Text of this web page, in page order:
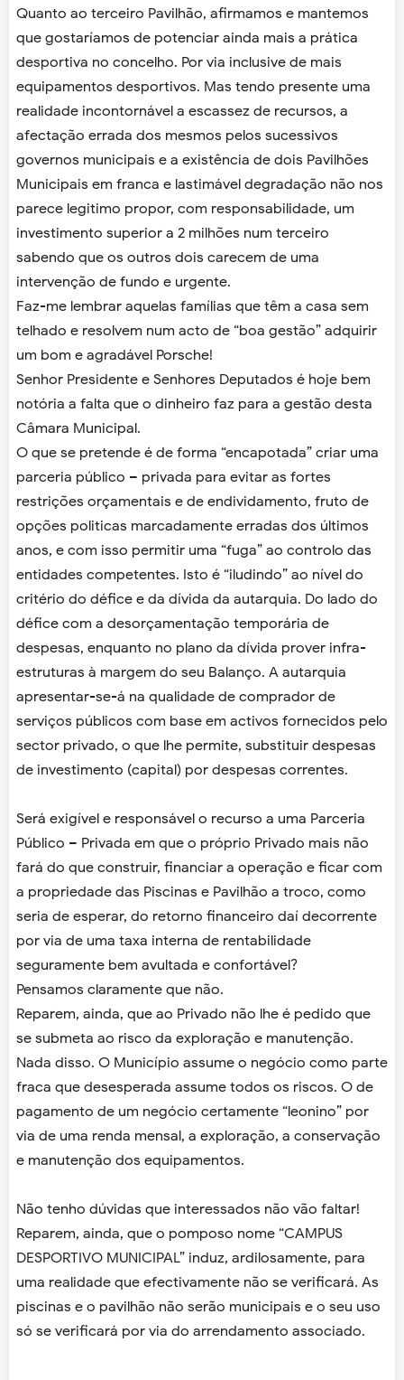
Quanto ao terceiro Pavilhão, afirmamos e mantemos
que gostaríamos de potenciar ainda mais a prática
desportiva no concelho. Por via inclusive de mais
equipamentos desportivos. Mas tendo presente uma
realidade incontornável a escassez de recursos, a
afectação errada dos mesmos pelos sucessivos
governos municipais e a existência de dois Pavilhões
Municipais em franca e lastimável degradação não nos
parece legitimo propor, com responsabilidade, um
investimento superior a 2 milhões num terceiro
sabendo que os outros dois carecem de uma
intervenção de fundo e urgente.
Faz-me lembrar aquelas famílias que têm a casa sem
telhado e resolvem num acto de “boa gestão” adquirir
um bom e agradável Porsche!
Senhor Presidente e Senhores Deputados é hoje bem
notória a falta que o dinheiro faz para a gestão desta
Câmara Municipal.
O que se pretende é de forma “encapotada” criar uma
parceria público – privada para evitar as fortes
restrições orçamentais e de endividamento, fruto de
opções politicas marcadamente erradas dos últimos
anos, e com isso permitir uma “fuga” ao controlo das
entidades competentes. Isto é “iludindo” ao nível do
critério do défice e da dívida da autarquia. Do lado do
défice com a desorçamentação temporária de
despesas, enquanto no plano da dívida prover infra-
estruturas à margem do seu Balanço. A autarquia
apresentar-se-á na qualidade de comprador de
serviços públicos com base em activos fornecidos pelo
sector privado, o que lhe permite, substituir despesas
de investimento (capital) por despesas correntes.
Será exigível e responsável o recurso a uma Parceria
Público – Privada em que o próprio Privado mais não
fará do que construir, financiar a operação e ficar com
a propriedade das Piscinas e Pavilhão a troco, como
seria de esperar, do retorno financeiro daí decorrente
por via de uma taxa interna de rentabilidade
seguramente bem avultada e confortável?
Pensamos claramente que não.
Reparem, ainda, que ao Privado não lhe é pedido que
se submeta ao risco da exploração e manutenção.
Nada disso. O Município assume o negócio como parte
fraca que desesperada assume todos os riscos. O de
pagamento de um negócio certamente “leonino” por
via de uma renda mensal, a exploração, a conservação
e manutenção dos equipamentos.
Não tenho dúvidas que interessados não vão faltar!
Reparem, ainda, que o pomposo nome “CAMPUS
DESPORTIVO MUNICIPAL” induz, ardilosamente, para
uma realidade que efectivamente não se verificará. As
piscinas e o pavilhão não serão municipais e o seu uso
só se verificará por via do arrendamento associado.